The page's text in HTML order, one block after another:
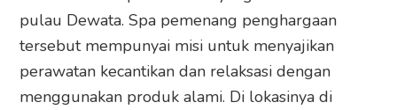
pulau Dewata. Spa pemenang penghargaan
tersebut mempunyai misi untuk menyajikan
perawatan kecantikan dan relaksasi dengan
menggunakan produk alami. Di lokasinya di